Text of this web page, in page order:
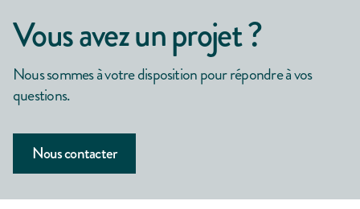
Vous avez un projet ?
Nous sommes à votre disposition pour répondre à vos
questions.
Nous contacter